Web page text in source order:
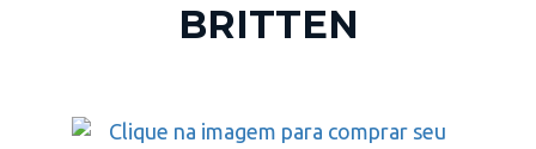
BRITTEN